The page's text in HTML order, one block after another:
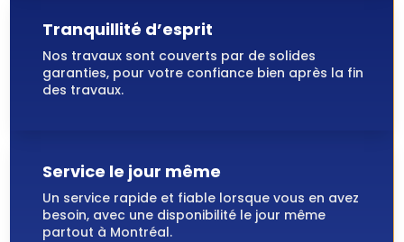
Tranquillité d’esprit
Nos travaux sont couverts par de solides
garanties, pour votre confiance bien après la fin
des travaux.
Service le jour même
Un service rapide et fiable lorsque vous en avez
besoin, avec une disponibilité le jour même
partout à Montréal.